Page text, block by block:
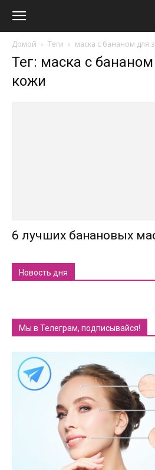
Домой Теги маска с бананом для
Тег: маска с
кожи
6 лучших банановых
Новость дня
Мы в Телеграм, подписывайся!